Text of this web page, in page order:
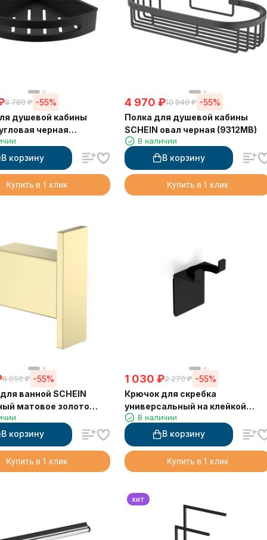
8 780 ₽ -55%
душевой кабины
черная
В корзину
Купить в 1 клик
4 970 ₽10 940 ₽ -55%
Полка для душевой кабины
SCHEIN овал черная (9312MB)
В наличии
В корзину
Купить в 1 клик
6 050 ₽ -55%
ванной SCHEIN
матовое золото
В корзину
Купить в 1 клик
1 030 ₽2 270 ₽ -55%
Крючок для скребка
универсальный на клейкой
основе LANGBERGER 75183-10-
00-BPC черный
В наличии
В корзину
Купить в 1 клик
хит